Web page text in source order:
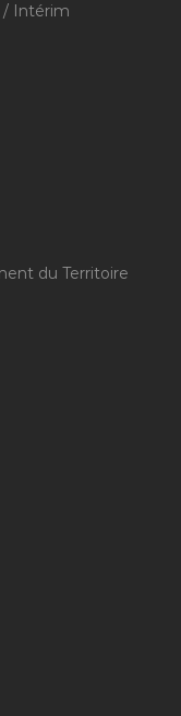
/ Intérim
du Territoire